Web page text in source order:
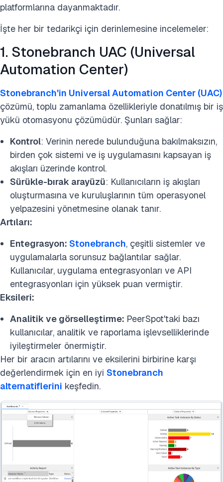
platformlarına dayanmaktadır.
İşte her bir tedarikçi için derinlemesine incelemeler:
1. Stonebranch UAC (Universal
Automation Center)
Stonebranch'in Universal Automation Center (UAC)
çözümü, toplu zamanlama özellikleriyle donatılmış bir iş
yükü otomasyonu çözümüdür. Şunları sağlar:
Kontrol: Verinin nerede bulunduğuna bakılmaksızın,
birden çok sistemi ve iş uygulamasını kapsayan iş
akışları üzerinde kontrol.
Sürükle-bırak arayüzü: Kullanıcıların iş akışları
oluşturmasına ve kuruluşlarının tüm operasyonel
yelpazesini yönetmesine olanak tanır.
Artıları:
Entegrasyon: Stonebranch, çeşitli sistemler ve
uygulamalarla sorunsuz bağlantılar sağlar.
Kullanıcılar, uygulama entegrasyonları ve API
entegrasyonları için yüksek puan vermiştir.
Eksileri:
Analitik ve görselleştirme: PeerSpot'taki bazı
kullanıcılar, analitik ve raporlama işlevselliklerinde
iyileştirmeler önermiştir.
Her bir aracın artılarını ve eksilerini birbirine karşı
değerlendirmek için en iyi Stonebranch
alternatiflerini keşfedin.